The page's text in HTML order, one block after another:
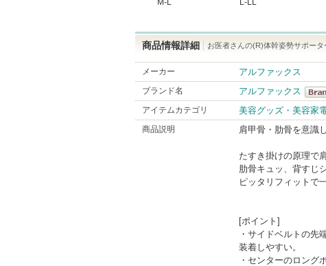
M-L L-LL
商品情報詳細 お医者さんの(R)体幹姿勢サポータ
メーカー アルファックス
ブランド名
アルファックス
アル
ス
アイテムカテゴリ 美容グッズ・美容家
商品説明 肩甲骨・肋骨を意識
たすき掛けの原理で
肋骨キュッ、背すじ
ピッタリフィットで
[ポイント]
・サイドベルトの先
装着しやすい。
・センターのロング